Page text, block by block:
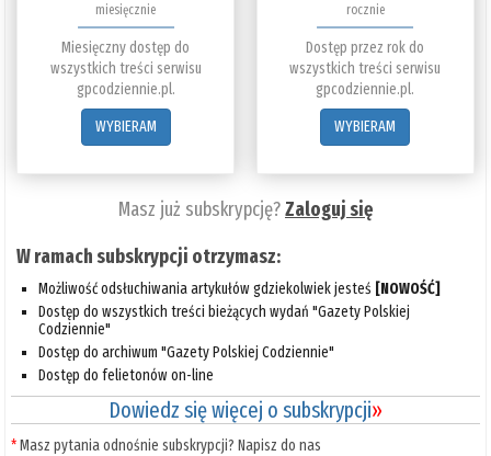
miesięcznie
Miesięczny dostęp do
wszystkich treści serwisu
gpcodziennie.pl.
WYBIERAM
rocznie
Dostęp przez rok do
wszystkich treści serwisu
gpcodziennie.pl.
WYBIERAM
Masz już subskrypcję?Zaloguj się
W ramach subskrypcji otrzymasz:
Możliwość odsłuchiwania artykułów gdziekolwiek jesteś [NOWOŚĆ]
Dostęp do wszystkich treści bieżących wydań "Gazety Polskiej
Codziennie"
Dostęp do archiwum "Gazety Polskiej Codziennie"
Dostęp do felietonów on-line
Dowiedz się więcej o subskrypcji»
*Masz pytania odnośnie subskrypcji? Napisz do nas